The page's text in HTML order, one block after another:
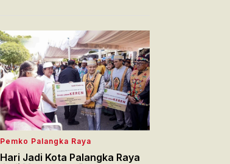
Pemko Palangka Raya
Hari Jadi Kota Palangka Raya